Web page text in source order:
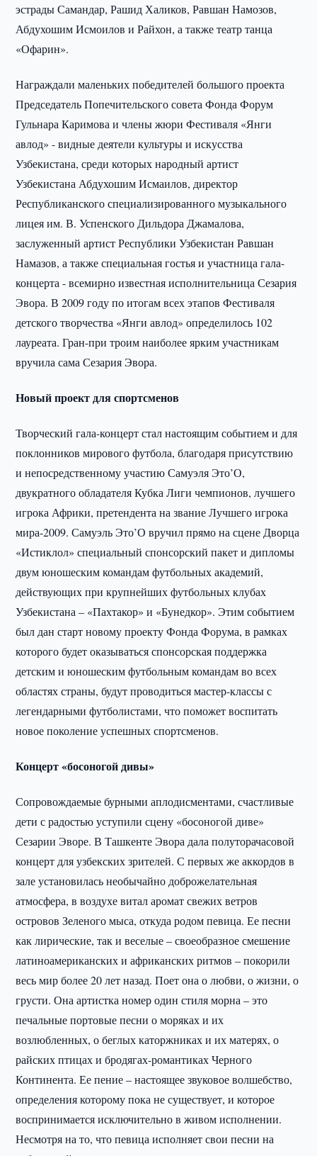
эстрады Самандар, Рашид Халиков, Равшан Намозов,
Абдухошим Исмоилов и Райхон, а также театр танца
«Офарин».
Награждали маленьких победителей большого проекта
Председатель Попечительского совета Фонда Форум
Гульнара Каримова и члены жюри Фестиваля «Янги
авлод» - видные деятели культуры и искусства
Узбекистана, среди которых народный артист
Узбекистана Абдухошим Исмаилов, директор
Республиканского специализированного музыкального
лицея им. В. Успенского Дильдора Джамалова,
заслуженный артист Республики Узбекистан Равшан
Намазов, а также специальная гостья и участница гала-
концерта - всемирно известная исполнительница Сезария
Эвора. В 2009 году по итогам всех этапов Фестиваля
детского творчества «Янги авлод» определилось 102
лауреата. Гран-при троим наиболее ярким участникам
вручила сама Сезария Эвора.
Новый проект для спортсменов
Творческий гала-концерт стал настоящим событием и для
поклонников мирового футбола, благодаря присутствию
и непосредственному участию Самуэля Это’О,
двукратного обладателя Кубка Лиги чемпионов, лучшего
игрока Африки, претендента на звание Лучшего игрока
мира-2009. Самуэль Это’О вручил прямо на сцене Дворца
«Истиклол» специальный спонсорский пакет и дипломы
двум юношеским командам футбольных академий,
действующих при крупнейших футбольных клубах
Узбекистана – «Пахтакор» и «Бунедкор». Этим событием
был дан старт новому проекту Фонда Форума, в рамках
которого будет оказываться спонсорская поддержка
детским и юношеским футбольным командам во всех
областях страны, будут проводиться мастер-классы с
легендарными футболистами, что поможет воспитать
новое поколение успешных спортсменов.
Концерт «босоногой дивы»
Сопровождаемые бурными аплодисментами, счастливые
дети с радостью уступили сцену «босоногой диве»
Сезарии Эворе. В Ташкенте Эвора дала полуторачасовой
концерт для узбекских зрителей. С первых же аккордов в
зале установилась необычайно доброжелательная
атмосфера, в воздухе витал аромат свежих ветров
островов Зеленого мыса, откуда родом певица. Ее песни
как лирические, так и веселые – своеобразное смешение
латиноамериканских и африканских ритмов – покорили
весь мир более 20 лет назад. Поет она о любви, о жизни, о
грусти. Она артистка номер один стиля морна – это
печальные портовые песни о моряках и их
возлюбленных, о беглых каторжниках и их матерях, о
райских птицах и бродягах-романтиках Черного
Континента. Ее пение – настоящее звуковое волшебство,
определения которому пока не существует, и которое
воспринимается исключительно в живом исполнении.
Несмотря на то, что певица исполняет свои песни на